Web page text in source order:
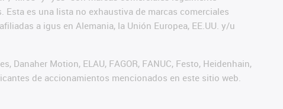
es una lista no exhaustiva de marcas comerciales
a igus en Alemania, la Unión Europea, EE.UU. y/u
Motion, ELAU, FAGOR, FANUC, Festo, Heidenhain,
de accionamientos mencionados en este sitio web.